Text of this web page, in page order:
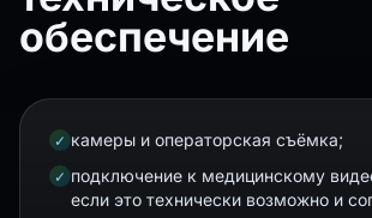
обеспечение
✓ камеры и операторская съёмка;
✓ подключение к медицинскому
если это технически возможно и